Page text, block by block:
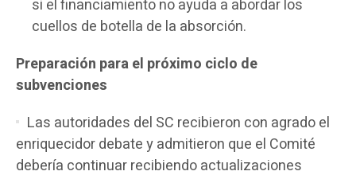
si el financiamiento no ayuda a abordar los
cuellos de botella de la absorción.
Preparación para el próximo ciclo de
subvenciones
Las autoridades del SC recibieron con agrado el
enriquecidor debate y admitieron que el Comité
debería continuar recibiendo actualizaciones